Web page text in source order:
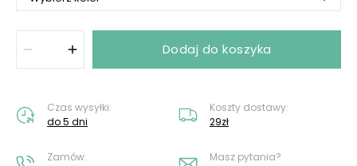
Dodaj do koszyka
Czas wysyłki:
do 5 dni
Koszty dostawy:
29zł
Zamów:
Masz pytania?